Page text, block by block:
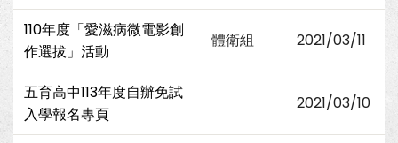
110年度「愛滋病微電影創
作選拔」活動
體衛組 2021/03/11
五育高中113年度自辦免試
入學報名專頁
2021/03/10